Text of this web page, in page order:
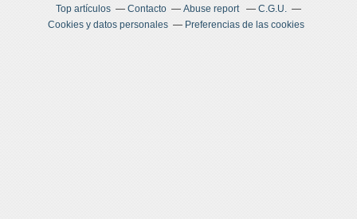
Top artículos
Contacto Abuse report
C.G.U.
Cookies y datos personales
Preferencias de las cookies